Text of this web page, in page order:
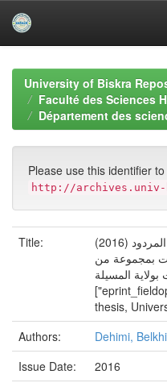
navigationUniversity of Biskra
Faculté des Sciences
Département des
Please use this identifier
http://archives.univ-
Title:
(2016) العمل الجماعي ودوره في تحسين المردود
بمجموعة من
بولاية المسيلة.
thesis,
Authors:
Dehimi,
Issue Date:
2016